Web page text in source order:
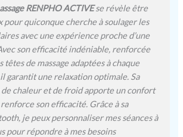
pour des groupes
musculaires spécifiques,
améliorant les
échauffements et facilitant
la récupération après
l'entraînement. Pistolet de
massage à percussion
puissant - Équipé d'un
moteur sans balai à couple
élevé, qui dure plus
longtemps et offre une
RENPHO ACTIVEse révèle être
pour quiconque cherche à soulager les
avec une expérience proche d’une
son efficacité indéniable, renforcée
têtes de massage adaptées à chaque
garantit une relaxation optimale. Sa
chaleur et de froid apporte un confort
son efficacité. Grâce à sa
je peux personnaliser mes séances à
pour répondre à mes besoins